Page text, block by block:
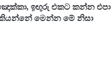
ඉඟුරු එකට කන්න එපා
මෙන්න මේ නිසා